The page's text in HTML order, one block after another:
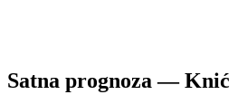
Satna prognoza —Knić